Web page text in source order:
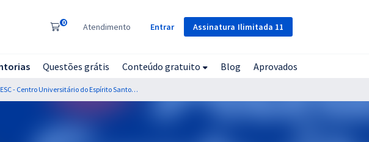
Assinatura Ilimitada 11
0 Atendimento Entrar
Questões grátis Conteúdo gratuito Blog Aprovados
Residência UNESC - Centro Universitário do Espírito Santo - ES - Enfermagem